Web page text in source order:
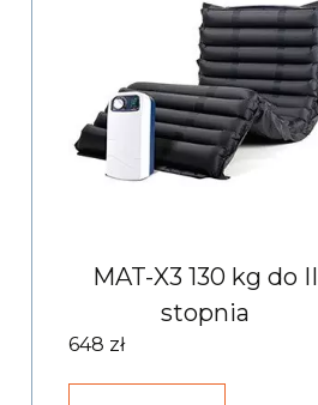
MAT-X3 130 kg do II
stopnia
648 zł